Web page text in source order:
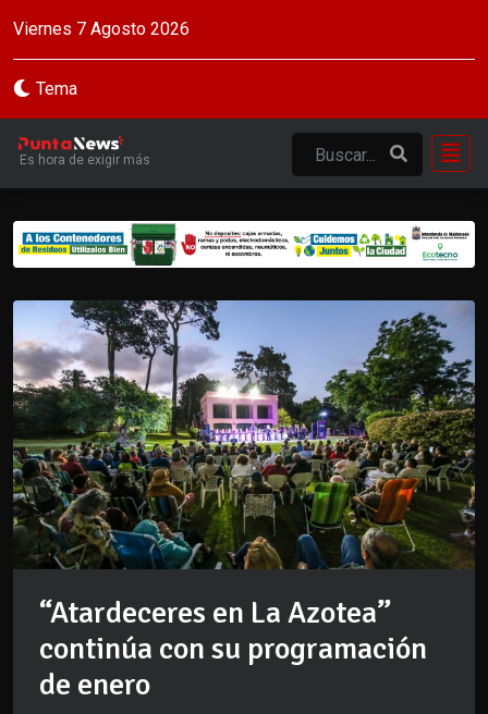
Viernes 7 Agosto 2026
Tema
Es hora de exigir más
“Atardeceres en La Azotea”
continúa con su programación
de enero